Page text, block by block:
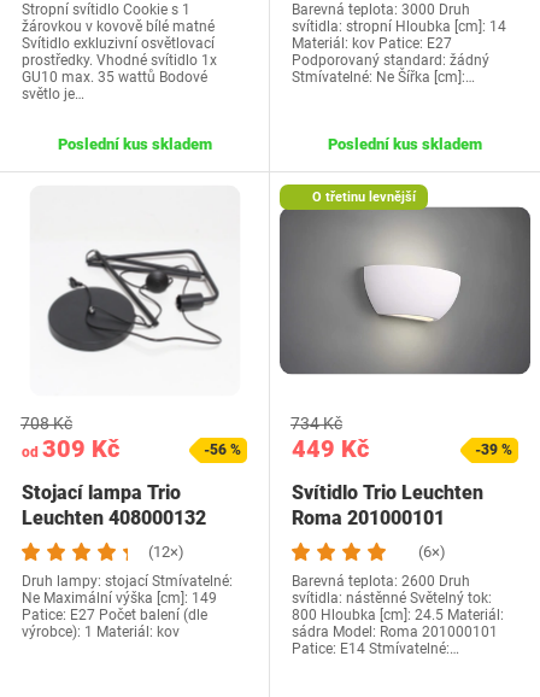
Stropní svítidlo Cookie s 1
žárovkou v kovově bílé matné
Svítidlo exkluzivní osvětlovací
prostředky. Vhodné svítidlo 1x
GU10 max. 35 wattů Bodové
světlo je…
Poslední kus skladem
Barevná teplota: 3000 Druh
svítidla: stropní Hloubka [cm]: 14
Materiál: kov Patice: E27
Podporovaný standard: žádný
Stmívatelné: Ne Šířka [cm]:…
Poslední kus skladem
od 309 Kč
708 Kč
-56 %
Stojací lampa Trio
Leuchten 408000132
(12×)
Druh lampy: stojací Stmívatelné:
Ne Maximální výška [cm]: 149
Patice: E27 Počet balení (dle
výrobce): 1 Materiál: kov
O třetinu levnější
449 Kč
734 Kč
-39 %
Svítidlo Trio Leuchten
Roma 201000101
(6×)
Barevná teplota: 2600 Druh
svítidla: nástěnné Světelný tok:
800 Hloubka [cm]: 24.5 Materiál:
sádra Model: Roma 201000101
Patice: E14 Stmívatelné:…